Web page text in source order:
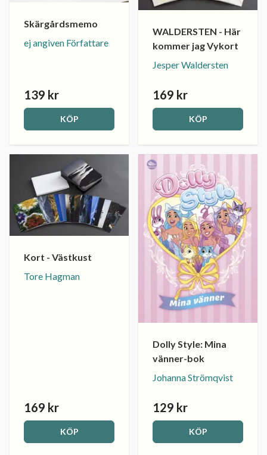
Skärgårdsmemo
ej angiven Författare
139 kr
KÖP
WALDERSTEN - Här
kommer jag Vykort
Jesper Waldersten
169 kr
KÖP
Kort - Västkust
Tore Hagman
169 kr
KÖP
Dolly Style: Mina
vänner-bok
Johanna Strömqvist
129 kr
KÖP